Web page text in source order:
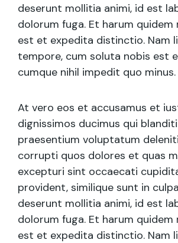
deserunt mollitia animi, id est
dolorum fuga. Et harum quidem
est et expedita distinctio. Nam
tempore, cum soluta nobis est
cumque nihil impedit quo minus.
At vero eos et accusamus et
dignissimos ducimus qui
praesentium voluptatum
corrupti quos dolores et quas
excepturi sint occaecati
provident, similique sunt in
deserunt mollitia animi, id est
dolorum fuga. Et harum quidem
est et expedita distinctio. Nam